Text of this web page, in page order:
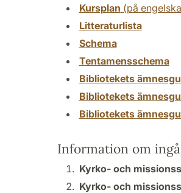
Kursplan (på
Litteraturlista
Schema
Tentamensschema
Bibliotekets
Bibliotekets
Bibliotekets
Information om
Kyrko- och
Kyrko- och